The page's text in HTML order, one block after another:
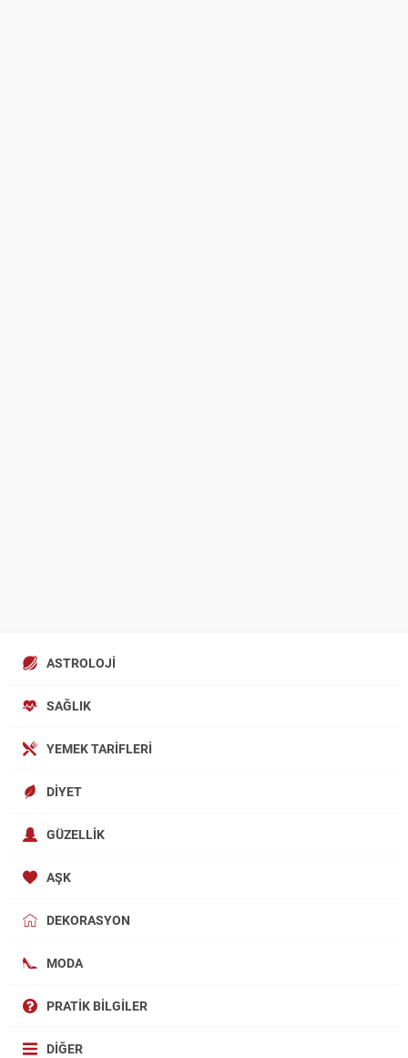
ASTROLOJI
SAĞLIK
YEMEK TARIFLERI
DIYET
GÜZELLIK
AŞK
DEKORASYON
MODA
PRATIK BILGILER
DIĞER